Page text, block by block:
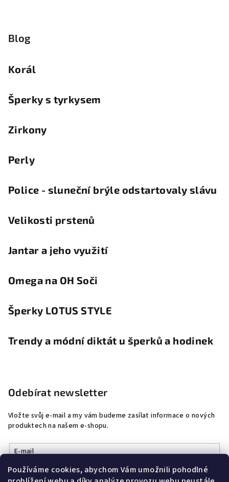
Používáme cookies, abychom Vám umožnili pohodlné
Blog
Korál
Šperky s tyrkysem
Zirkony
Perly
Police - sluneční brýle odstartovaly slávu
Velikosti prstenů
Jantar a jeho využití
Omega na OH Soči
Šperky LOTUS STYLE
Trendy a módní diktát u šperků a hodinek
Odebírat newsletter
Vložte svůj e-mail a my vám budeme zasílat informace o nových
produktech na našem e-shopu.
E-mail
Vložením e-mailu souhlasíte spodmínkami ochrany osobních